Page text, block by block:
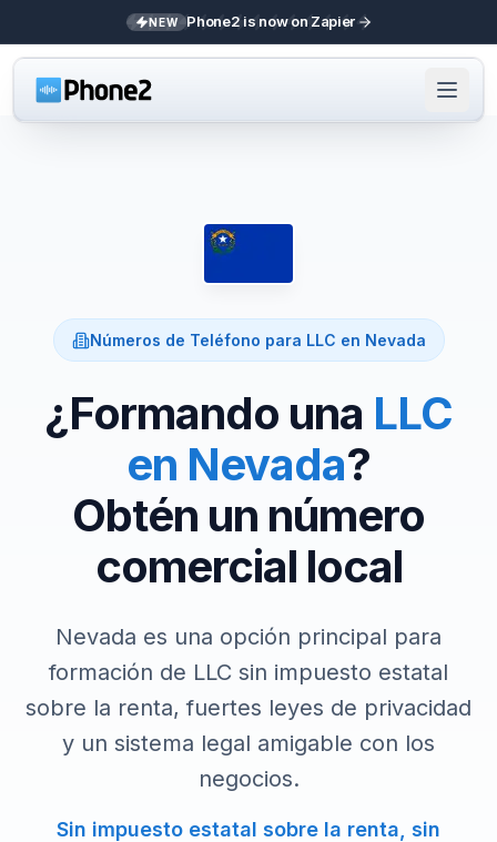
NEW Phone2 is now on Zapier
Números de Teléfono para LLC en Nevada
¿Formando una LLC
en Nevada?
Obtén un número
comercial local
Nevada es una opción principal para
formación de LLC sin impuesto estatal
sobre la renta, fuertes leyes de privacidad
y un sistema legal amigable con los
negocios.
Sin impuesto estatal sobre la renta, sin